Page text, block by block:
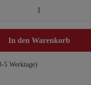
den
In den Warenkorb
5 Werktage)